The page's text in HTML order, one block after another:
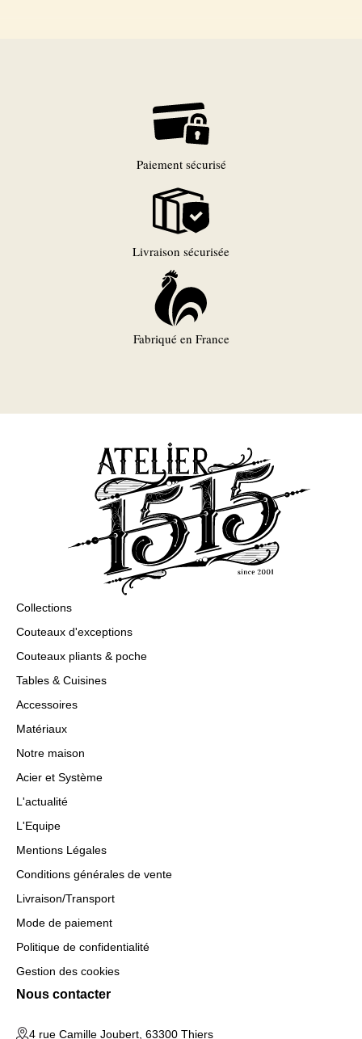
Paiement sécurisé
Livraison sécurisée
Fabriqué en France
Collections
Couteaux d'exceptions
Couteaux pliants & poche
Tables & Cuisines
Accessoires
Matériaux
Notre maison
Acier et Système
L'actualité
L'Equipe
Mentions Légales
Conditions générales de vente
Livraison/Transport
Mode de paiement
Politique de confidentialité
Gestion des cookies
Nous contacter
4 rue Camille Joubert, 63300 Thiers